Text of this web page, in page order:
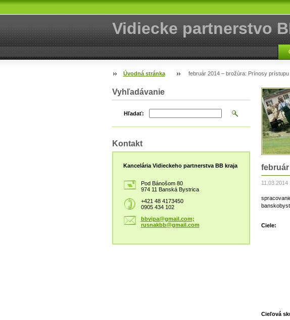
Vidiecke partnerstvo
Úvodná stránka február 2014 – brožúra: Prínosy prístupu
11.03.2014
Ciele:
Cieľová
Vyhľadávanie
Hľadať:
Kontakt
Kancelária Vidieckeho partnerstva BB kraja
Pod Bánošom 80
974 11 Banská Bystrica
+421 48 4173450
0905 434 102
bbvipa@gmail.com;
rusnakbb@gmail.com